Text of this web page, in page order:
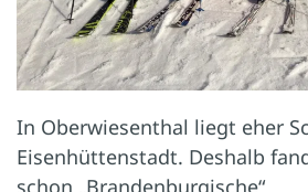
In Oberwiesenthal liegt eher
Eisenhüttenstadt. Deshalb
schon „Brandenburgische“